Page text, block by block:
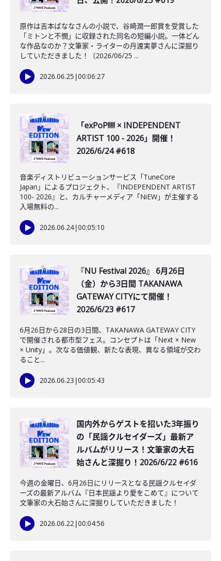
原作は吉本ばななさんの小説で、谷崎潤一郎賞を受賞した
「ミトンと不憫」に収録された同名の短編小説。一体どん
な作品なのか？文筆家・ライターの丹渡実夢さんに深掘り
していただきました！（2026/06/25 ...
2026.06.25 |00:06:27
「exPoP!!!!! × INDEPENDENT
ARTIST 100 - 2026」開催！
2026/6/24 #618
音楽ディストリビューションサービス「TuneCore
Japan」によるプロジェクト、『INDEPENDENT ARTIST
100- 2026』と、カルチャーメディア「NiEW」が主催する
入場無料の...
2026.06.24|00:05:10
『NU Festival 2026』 6月26日
（金）から3日間 TAKANAWA
GATEWAY CITYにて開催！
2026/6/23 #617
6月26日から28日の3日間、TAKANAWA GATEWAY CITY
で開催される都市型フェス。コンセプトは「Next × New
× Unity」。次なる価値観、新たな表現、異なる領域が交わ
ること...
2026.06.23 |00:05:43
️国内外からゲストを招いた3年振り
の「民謡クルセイダーズ」最新ア
ルバムがリリース！文筆家の大石
始さんと深掘り！2026/6/22 #616
今週の金曜日、6月26日にリリースとなる民謡クルセイダ
ーズの最新アルバム『日本民謡より愛をこめて』について
文筆家の大石始さんに深掘りしていただきました！
2026.06.22|00:04:56